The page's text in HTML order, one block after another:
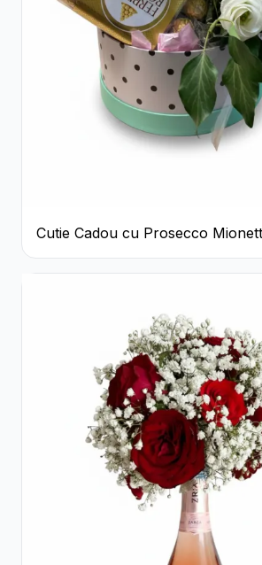
Cutie Cadou cu Prosecco
Ferrero Rocher și Flori Pastelate